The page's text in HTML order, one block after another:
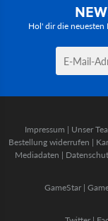
Hol' dir die neuesten
Impressum | Unser
Bestellung widerrufen |
Mediadaten |
GameStar|